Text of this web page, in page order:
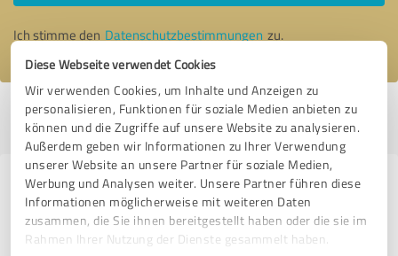
Diese Webseite verwendet Cookies
Wir verwenden Cookies, um Inhalte und Anzeigen zu
personalisieren, Funktionen für soziale Medien anbieten zu
können und die Zugriffe auf unsere Website zu analysieren.
Außerdem geben wir Informationen zu Ihrer Verwendung
unserer Website an unsere Partner für soziale Medien,
Werbung und Analysen weiter. Unsere Partner führen diese
Informationen möglicherweise mit weiteren Daten
zusammen, die Sie ihnen bereitgestellt haben oder die sie im
Rahmen Ihrer Nutzung der Dienste gesammelt haben.
Ich stimme den Datenschutzbestimmungen zu.
Profil aktiv seit 23.12.2020 |Letzte Aktualisierung: 16.06.2022|Profil
melden
Erfahrungen zu weiteren
Anbietern aus dem Bereich
Dienstleistungen